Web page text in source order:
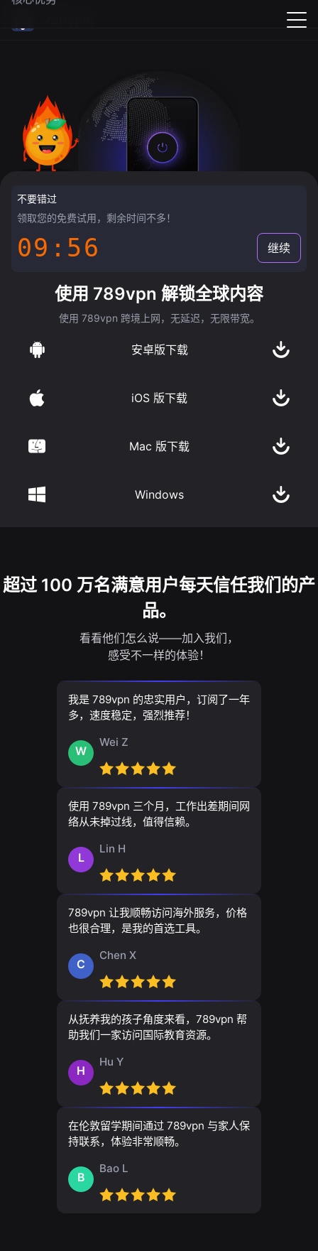
不要错过
领取您的免费试用，剩余时间不多！
09:55 继续
使用 789vpn 解锁全球内容
使用 789vpn 跨境上网，无延迟，无限带宽。
安卓版下载
iOS 版下载
Mac 版下载
Windows
超过 100 万名满意用户每天信任我们的产
品。
看看他们怎么说——加入我们，
感受不一样的体验！
我是 789vpn 的忠实用户，订阅了一年
多，速度稳定，强烈推荐！
W
Wei Z
使用 789vpn 三个月，工作出差期间网
络从未掉过线，值得信赖。
L
Lin H
789vpn 让我顺畅访问海外服务，价格
也很合理，是我的首选工具。
C
Chen X
从抚养我的孩子角度来看，789vpn 帮
助我们一家访问国际教育资源。
H
Hu Y
在伦敦留学期间通过 789vpn 与家人保
持联系，体验非常顺畅。
B
Bao L